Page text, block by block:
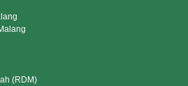
(RDM)